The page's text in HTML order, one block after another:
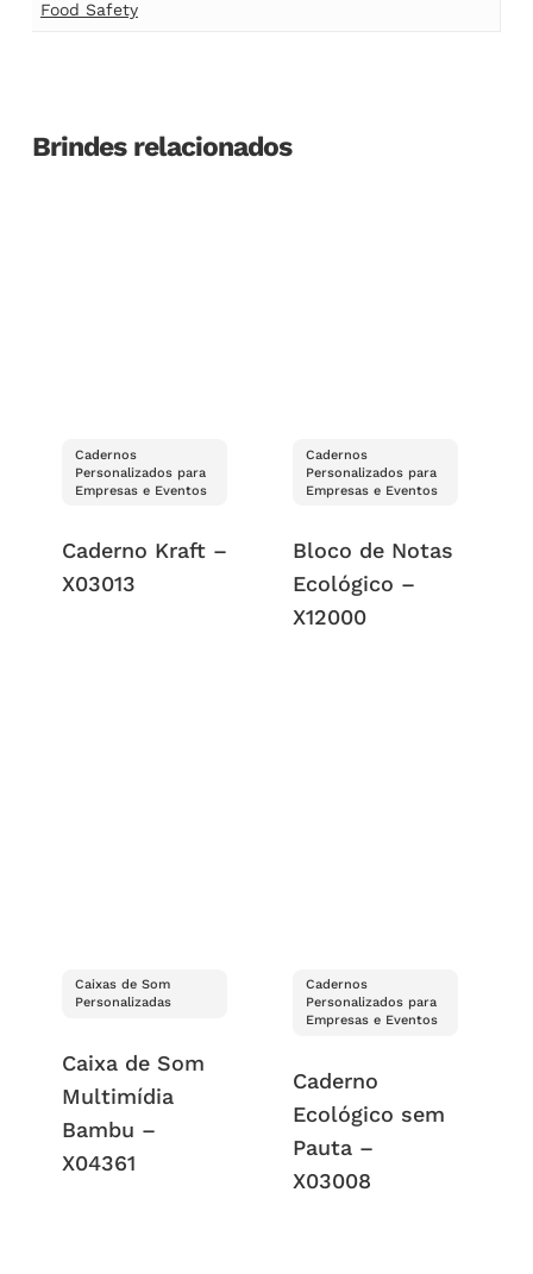
Food Safety
Brindes relacionados
Cadernos
Personalizados para
Empresas e Eventos
Caderno Kraft –
X03013
Cadernos
Personalizados para
Empresas e Eventos
Bloco de Notas
Ecológico –
X12000
Caixas de Som
Personalizadas
Caixa de Som
Multimídia
Bambu –
X04361
Cadernos
Personalizados para
Empresas e Eventos
Caderno
Ecológico sem
Pauta –
X03008